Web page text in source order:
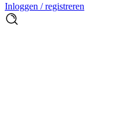
Inloggen / registreren